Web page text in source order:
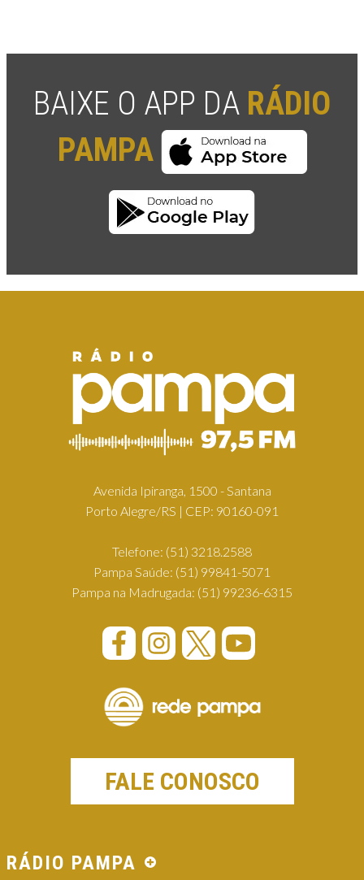
BAIXE O APP DA RÁDIO
PAMPA
Avenida Ipiranga, 1500 - Santana
Porto Alegre/RS | CEP: 90160-091
Telefone: (51) 3218.2588
Pampa Saúde: (51) 99841-5071
Pampa na Madrugada: (51) 99236-6315
FALE CONOSCO
RÁDIO PAMPA